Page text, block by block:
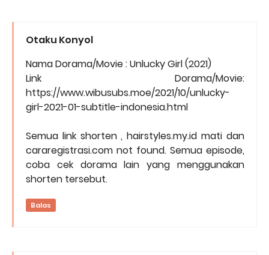
Otaku Konyol
Nama Dorama/Movie : Unlucky Girl (2021)
Link Dorama/Movie:
https://www.wibusubs.moe/2021/10/unlucky-
girl-2021-01-subtitle-indonesia.html
Semua link shorten , hairstyles.my.id mati dan
cararegistrasi.com not found. Semua episode,
coba cek dorama lain yang menggunakan
shorten tersebut.
Balas